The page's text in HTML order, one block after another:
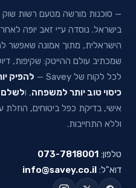
— סוכנות מורשה מטעם רשות שוק
הישראלית, מתוך אמונה שאפשר
שמכתיב עולם ההייטק: שקיפות,
לכל לקוח של Savey —
להפיק
כיסוי טוב יותר למשפחה, ולשלם
אישי, בדיקת כפל ביטוחים, הוזלת
וללא התחייבות.
טלפון: 073-7818001
דוא"ל: info@savey.co.il